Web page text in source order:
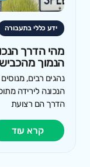
ידע כללי בתעבורה
מהי הדרך
הנמוך
נהגים רבים,
הנכונה לירידה
הדרך הם רצועת
קרא עוד